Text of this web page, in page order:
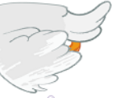
Ovaj napitak